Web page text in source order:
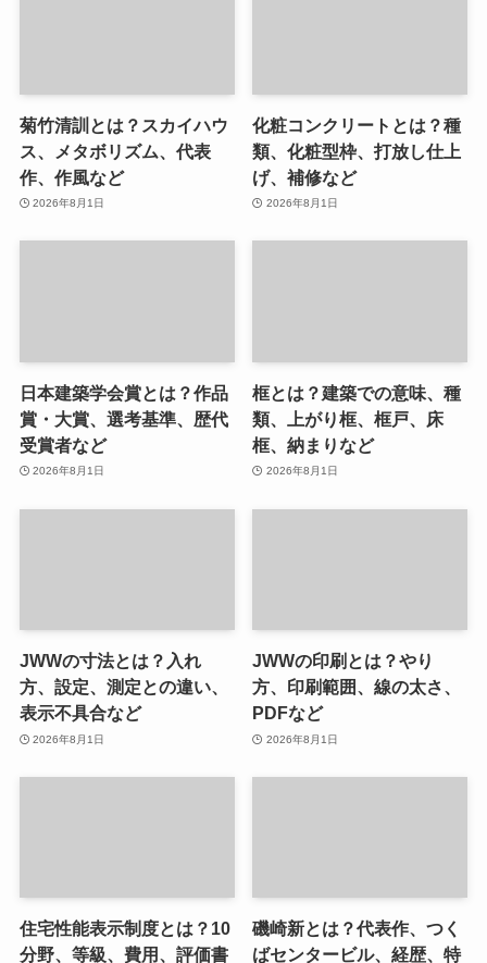
菊竹清訓とは？スカイハウ
ス、メタボリズム、代表
作、作風など
2026年8月1日
化粧コンクリートとは？種
類、化粧型枠、打放し仕上
げ、補修など
2026年8月1日
日本建築学会賞とは？作品
賞・大賞、選考基準、歴代
受賞者など
2026年8月1日
框とは？建築での意味、種
類、上がり框、框戸、床
框、納まりなど
2026年8月1日
JWWの寸法とは？入れ
方、設定、測定との違い、
表示不具合など
2026年8月1日
JWWの印刷とは？やり
方、印刷範囲、線の太さ、
PDFなど
2026年8月1日
住宅性能表示制度とは？10
分野、等級、費用、評価書
磯崎新とは？代表作、つく
ばセンタービル、経歴、特